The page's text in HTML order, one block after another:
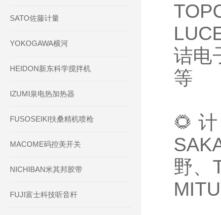
诘电
等
🌻
野、
SATO佐藤计量
YOKOGAWA横河
HEIDON新东科学搅拌机
IZUMI泉电热加热器
FUSOSEIKI扶桑精机喷枪
MACOME码控美开关
NICHIBAN米其邦胶带
FUJI富士科技听音杆